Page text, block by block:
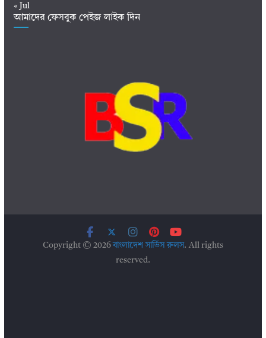
« Jul
আমাদের ফেসবুক পেইজ লাইক দিন
Copyright © 2026বাংলাদেশ সার্ভিস রুলস. All rights
reserved.